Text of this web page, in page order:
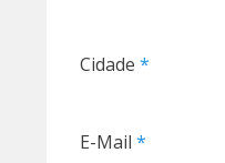
Cidade
E-Mail